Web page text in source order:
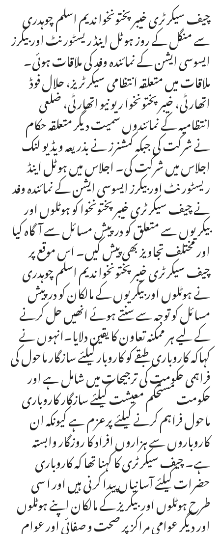
چیف سیکرٹری خیبرپختونخوا ندیم اسلم چوہدری
سے منگل کے روز ہوٹل اینڈ ریسٹورنٹ اور بیکرز
ایسوسی ایشن کے نمائندہ وفد کی ملاقات ہوئی۔
ملاقات میں متعلقہ انتظامی سیکرٹریز، حلال فوڈ
اتھارٹی، خیبر پختونخوا ریو نیو اتھارٹی، ضلعی
انتظامیہ کے نمائندوں سمیت دیگر متعلقہ حکام
نے شرکت کی جبکہ کمشنرز نے بذریعہ ویڈیو لنک
اجلاس میں شرکت کی۔ اجلاس میں ہوٹل اینڈ
ریسٹورنٹ اور بیکرز ایسوسی ایشن کے نمائندہ وفد
نے چیف سیکرٹری خیبر پختونخوا کو ہوٹلوں اور
بیکریوں سے متعلق کو درپیش مسائل سے آگاہ کیا
اور مختلف تجاویز بھی پیش کیں۔ اس موقع پر
چیف سیکرٹری خیبرپختونخوا ندیم اسلم چوہدری
نے ہوٹلوں اور بیکریوں کے مالکان کو درپیش
مسائل کو توجہ سے سنتے ہوئے انھیں حل کرنے
کے لیے ہر ممکنہ تعاون کا یقین دلایا۔انہوں نے
کہاکہ کاروباری طبقے کو کاروبار کیلئے سازگار ماحول کی
فراہمی حکومت کی ترجیحات میں شامل ہے اور
حکومت مستحکم معیشت کیلئے سازگار کاروباری
ماحول فراہم کرنے کیلئے پرعزم ہے کیونکہ ان
کاروباروں سے ہزاروں افراد کا روزگار وابستہ
ہے۔ چیف سیکرٹری کا کہنا تھا کہ کاروباری
حضرات کیلئے آسانیاں پیدا کرنی ہیں اور ا سی
طرح ہوٹلوں اوربیکریز کے مالکان اپنے ہوٹلوں
اور دیگر عوامی مراکز پر صحت و صفائی اور عوام